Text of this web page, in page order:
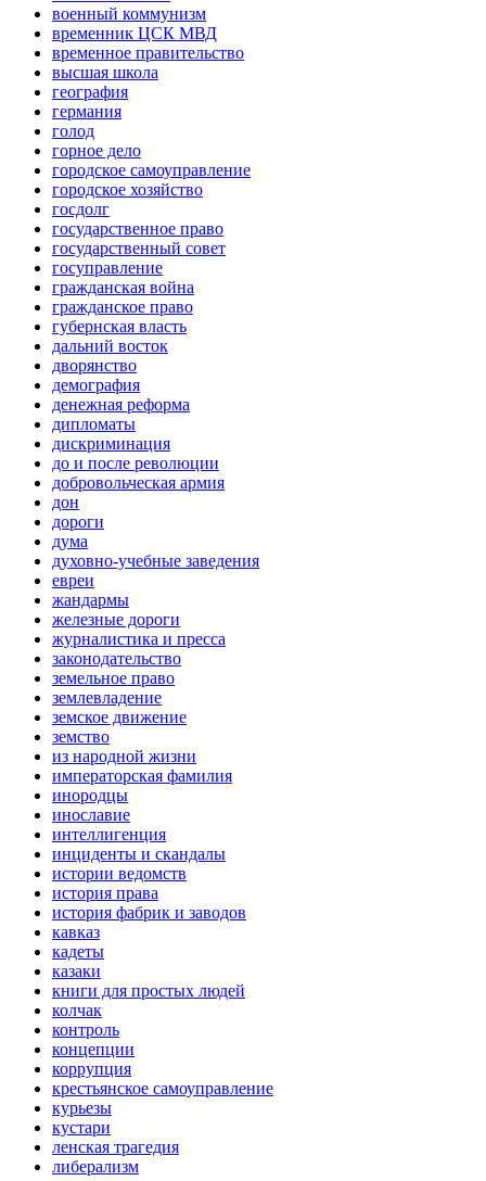
военный коммунизм
временник ЦСК МВД
временное правительство
высшая школа
география
германия
голод
горное дело
городское самоуправление
городское хозяйство
госдолг
государственное право
государственный совет
госуправление
гражданская война
гражданское право
губернская власть
дальний восток
дворянство
демография
денежная реформа
дипломаты
дискриминация
до и после революции
добровольческая армия
дон
дороги
дума
духовно-учебные заведения
евреи
жандармы
железные дороги
журналистика и пресса
законодательство
земельное право
землевладение
земское движение
земство
из народной жизни
императорская фамилия
инородцы
инославие
интеллигенция
инциденты и скандалы
истории ведомств
история права
история фабрик и заводов
кавказ
кадеты
казаки
книги для простых людей
колчак
контроль
концепции
коррупция
крестьянское самоуправление
курьезы
кустари
ленская трагедия
либерализм